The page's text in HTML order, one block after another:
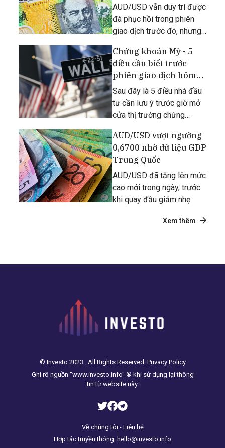
AUD/USD vẫn duy trì được
đà phục hồi trong phiên
giao dịch trước đó, nhưng
lực.
Chứng khoán Mỹ - 5
điều cần biết trước
phiên giao dịch hôm
nay 18/04/2023
Sau đây là 5 điều nhà đầu
tư cần lưu ý trước giờ mở
cửa thị trường chứng
ngày 18/04/2023.
AUD/USD vượt ngưỡng
0,6700 nhờ dữ liệu GDP
Trung Quốc
AUD/USD đã tăng lên mức
cao mới trong ngày, trước
khi quay đầu giảm nhẹ.
Xem thêm
© Investo 2023 . All Rights Reserved. Privacy Policy
Ghi rõ nguồn "www.investo.info" ® khi sử dụng lại thông
tin từ website này.
Về chúng tôi - Liên hệ
Hợp tác truyền thông: hello@investo.info